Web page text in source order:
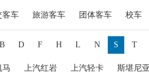
客车 旅游客车 团体客车 校车
B D F H L N S T
马 上汽红岩 上汽轻卡 斯堪尼亚